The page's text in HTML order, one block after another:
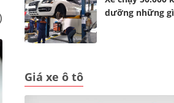
dưỡng những
Giá xe ô tô